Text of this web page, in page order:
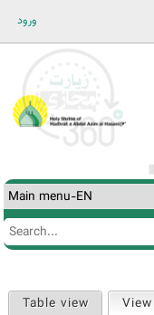
ورود
Search
Search
Table view View